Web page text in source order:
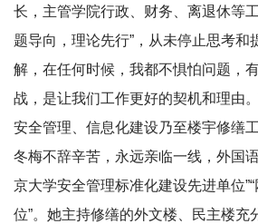
长，主管学院行政、财务、离退休等
题导向，理论先行”，从未停止思考和
解，在任何时候，我都不惧怕问题，
战，是让我们工作更好的契机和理由
安全管理、信息化建设乃至楼宇修缮
冬梅不辞辛苦，永远亲临一线，外国
京大学安全管理标准化建设先进单位
位”。她主持修缮的外文楼、民主楼充